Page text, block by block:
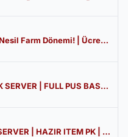
⚔️ K2Network V2619 – Yeni Nesil Farm Dönemi! | Ücretsiz PUS | +30 Rebirth | Auto Upgrade | 7/24 Farm
KnightGame.Net | +10 +5 PK SERVER | FULL PUS BASLANGIC | Hersey Ücretsiz | Her Gün IRK Var
Knight-59.Net | ARDREAM SERVER | HAZIR ITEM PK | Hersey Ücretsiz |